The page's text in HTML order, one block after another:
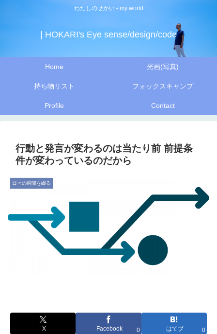
わたしのせかい - my world
| HOKARI's Eye sense/design/code
Home 光画(写真)
持ち物リスト フォックスキャンプ
Profile Contact
行動と発言が変わるのは当たり前 前提条
件が変わっているのだから
日々の瞬間を綴る
X Facebook 0 はてブ 0